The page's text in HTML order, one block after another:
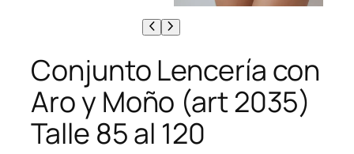
Conjunto Lencería con
Aro y Moño (art 2035)
Talle 85 al 120